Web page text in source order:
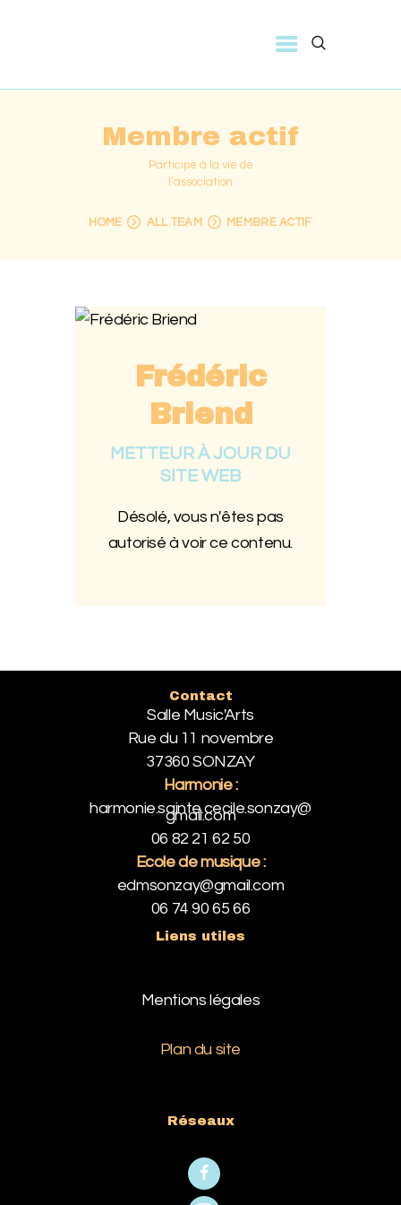
Membre actif
Participe à la vie de
l’association
HOME ALL TEAM MEMBRE ACTIF
ÉCOLE DE MUSIQUE
HARMONIE
CALENDRIER
CONTACT
Frédéric
Briend
METTEUR À JOUR DU
SITE WEB
Désolé, vous n'êtes pas
autorisé à voir ce contenu.
Contact
Salle Music'Arts
Rue du 11 novembre
37360 SONZAY
Harmonie :
harmonie.sainte.cecile.sonzay@
gmail.com
06 82 21 62 50
Ecole de musique :
edmsonzay@gmail.com
06 74 90 65 66
Liens utiles
Mentions légales
Plan du site
Réseaux